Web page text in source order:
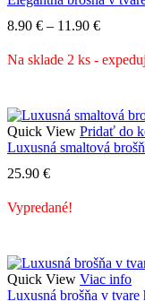
8.90 € – 11.90 €Price
8.90 €
Na sklade 2 ks -
Quick View Pridať do
Luxusná smaltová
25.90 €
Vypredané!
Quick View Viac info
Luxusná brošňa v